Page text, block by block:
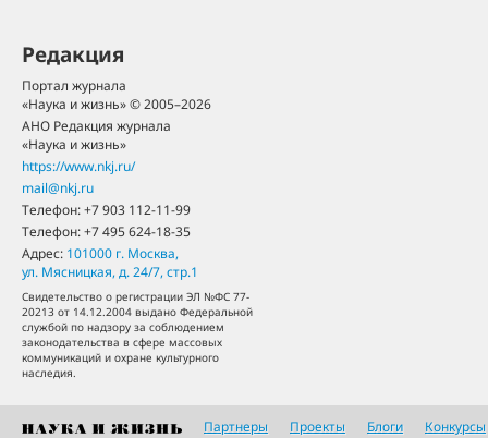
Редакция
Портал журнала
«Наука и жизнь» © 2005–2026
АНО Редакция журнала
«Наука и жизнь»
https://www.nkj.ru/
mail@nkj.ru
Телефон:+7 903 112-11-99
Телефон:+7 495 624-18-35
Адрес: 101000 г. Москва,
ул. Мясницкая, д. 24/7, стр.1
Свидетельство о регистрации ЭЛ №ФС 77-
20213 от 14.12.2004 выдано Федеральной
службой по надзору за соблюдением
законодательства в сфере массовых
коммуникаций и охране культурного
наследия.
Партнеры Проекты Блоги Конкурсы